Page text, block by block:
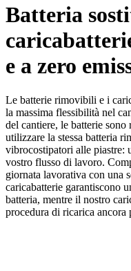
Batteria
e a zero
Le batterie rimovibili e i
la massima flessibilità nel
del cantiere, le batterie
utilizzare la stessa batteria
vibrocostipatori alle piastre:
vostro flusso di lavoro.
giornata lavorativa con una
caricabatterie garantiscono
batteria, mentre il nostro
procedura di ricarica ancora